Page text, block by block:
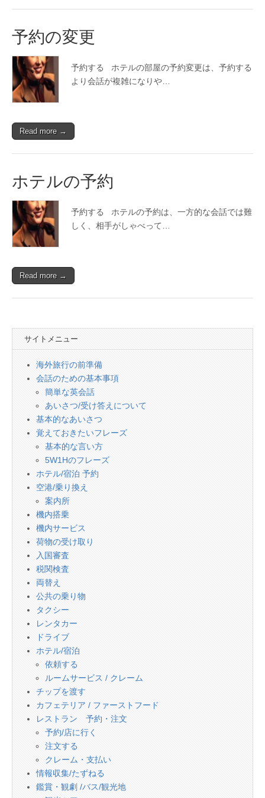
予約の変更
予約する ホテルの部屋の予約変更は、予約する
より会話が複雑になりや…
Read more →
ホテルの予約
予約する ホテルの予約は、一方的な会話では難
しく、相手がしゃべって…
Read more →
サイトメニュー
海外旅行の前準備
会話のための基本事項
簡単な英会話
あいさつ/受け答えについて
基本的なあいさつ
覚えておきたいフレーズ
基本的な言い方
5W1Hのフレーズ
ホテル/宿泊 予約
空港/乗り換え
案内所
機内搭乗
機内サービス
荷物の受け取り
入国審査
税関検査
両替え
公共の乗り物
タクシー
レンタカー
ドライブ
ホテル/宿泊
依頼する
ルームサービス / クレーム
チップを渡す
カフェテリア / ファーストフード
レストラン 予約・注文
予約/店に行く
注文する
クレーム・支払い
情報収集/たずねる
鑑賞・観劇 /バス/観光地